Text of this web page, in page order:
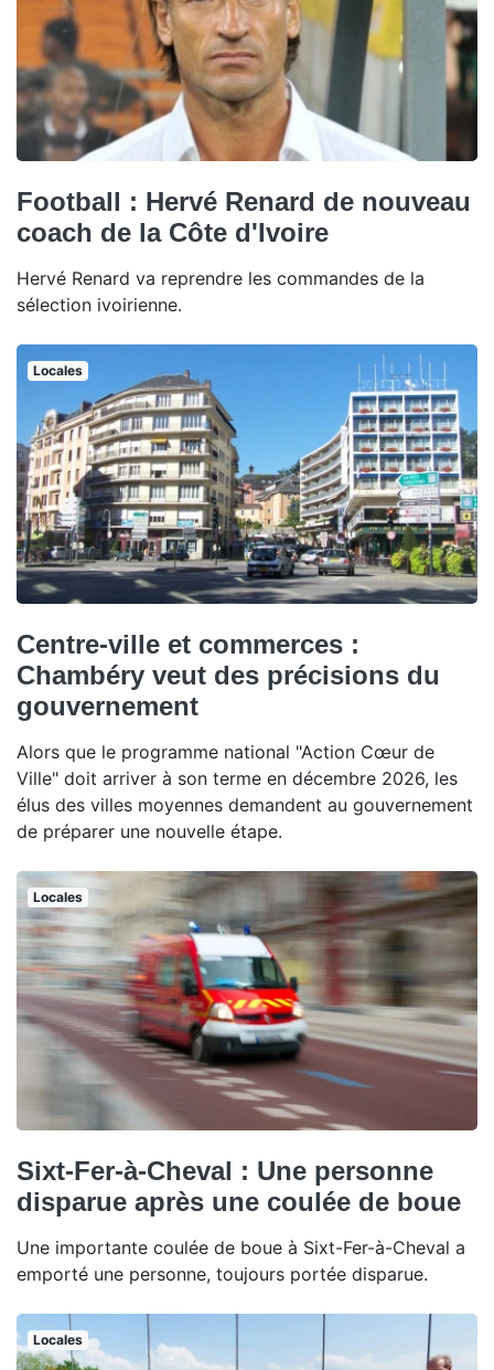
Football : Hervé Renard de nouveau
coach de la Côte d'Ivoire
Hervé Renard va reprendre les commandes de la
sélection ivoirienne.
Locales
Centre-ville et commerces :
Chambéry veut des précisions du
gouvernement
Alors que le programme national "Action Cœur de
Ville" doit arriver à son terme en décembre 2026, les
élus des villes moyennes demandent au gouvernement
de préparer une nouvelle étape.
Locales
Sixt-Fer-à-Cheval : Une personne
disparue après une coulée de boue
Une importante coulée de boue à Sixt-Fer-à-Cheval a
emporté une personne, toujours portée disparue.
Locales